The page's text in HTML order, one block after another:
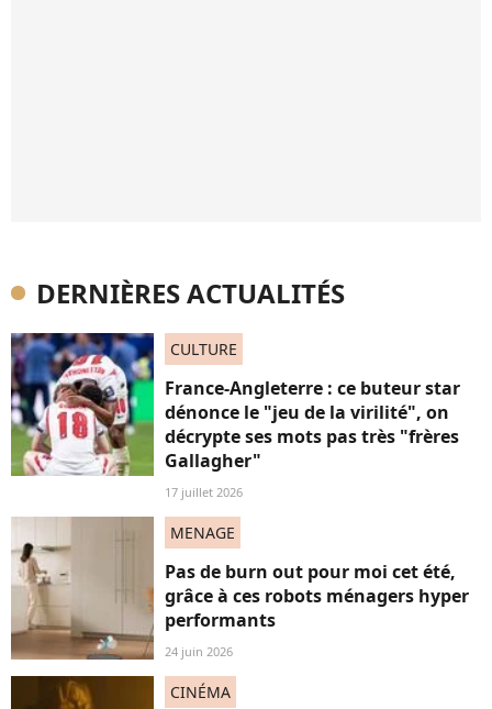
DERNIÈRES ACTUALITÉS
CULTURE
France-Angleterre : ce buteur star
dénonce le "jeu de la virilité", on
décrypte ses mots pas très "frères
Gallagher"
17 juillet 2026
MENAGE
Pas de burn out pour moi cet été,
grâce à ces robots ménagers hyper
performants
24 juin 2026
CINÉMA